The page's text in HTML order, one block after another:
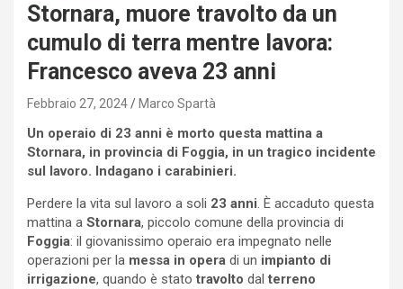
Stornara, muore travolto da un
cumulo di terra mentre lavora:
Francesco aveva 23 anni
Febbraio 27, 2024 Marco Spartà
Un operaio di 23 anni è morto questa mattina a
Stornara, in provincia di Foggia, in un tragico incidente
sul lavoro. Indagano i carabinieri.
Perdere la vita sul lavoro a soli 23 anni. È accaduto questa
mattina a Stornara, piccolo comune della provincia di
Foggia: il giovanissimo operaio era impegnato nelle
operazioni per la messa in opera di un impianto di
irrigazione, quando è statotravolto dalterreno